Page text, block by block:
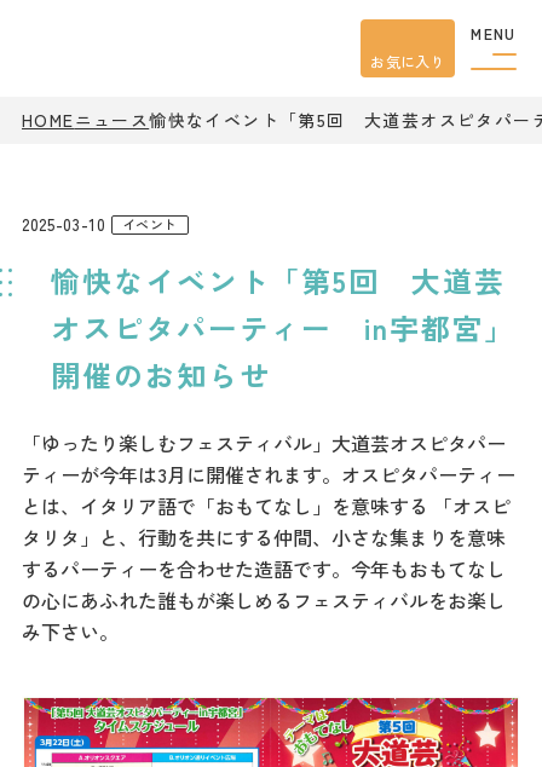
MENU
お気に入り
HOMEニュース愉快なイベント「第5回 大道芸オスピタパ
愉快なイベント「第5回 大道芸
オスピタパーティー in宇都宮」
開催のお知らせ
2025-03-10 イベント
「ゆったり楽しむフェスティバル」大道芸オスピタパー
ティーが今年は3月に開催されます。オスピタパーティー
とは、イタリア語で「おもてなし」を意味する 「オスピ
タリタ」と、行動を共にする仲間、小さな集まりを意味
するパーティーを合わせた造語です。今年もおもてなし
の心にあふれた誰もが楽しめるフェスティバルをお楽し
み下さい。
観光案内
イベント
コース
ピックアップ
はじめての宇都宮
宇都宮市民ライター
記事
市民がおすすめ！餃
子店
撮影支援・
MICE